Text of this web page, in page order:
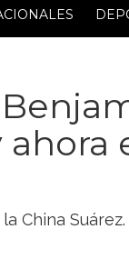
China Suárez.